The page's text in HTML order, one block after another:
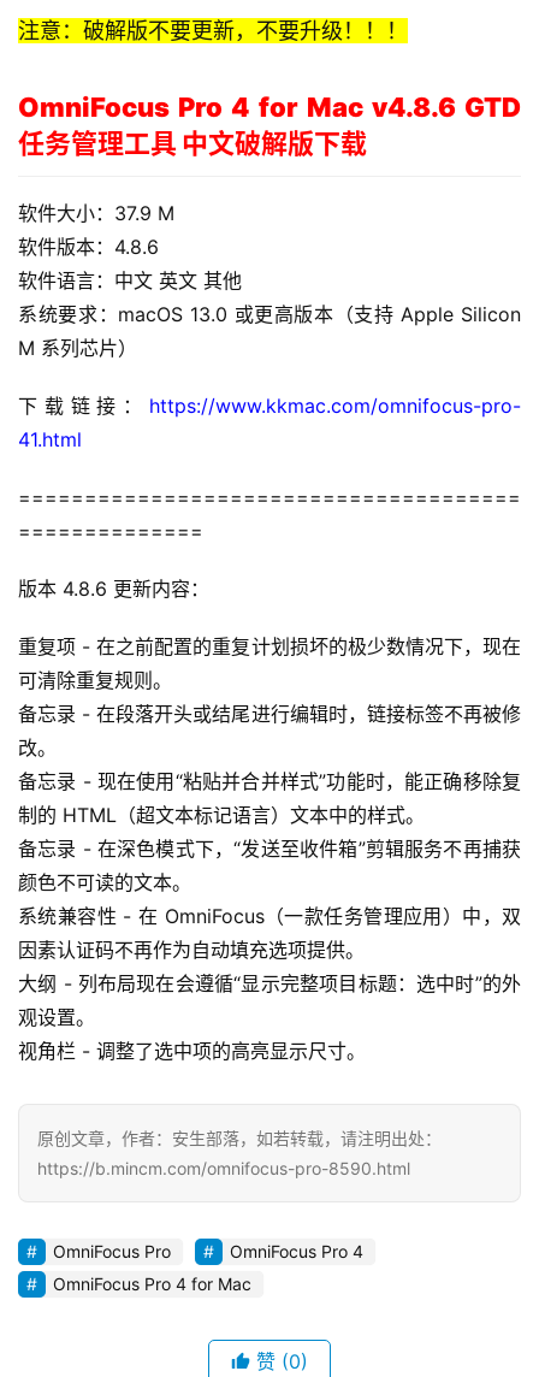
H
m
e
m
O
W
i
n
d
o
w
s
G
a
m
s
i
a
l
注意：破解版不要更新，不要升级！！！
OmniFocus Pro 4 for Mac v4.8.6 GTD
任务管理工具 中文破解版下载
软件大小：37.9 M
软件版本：4.8.6
软件语言：中文 英文 其他
系统要求：macOS 13.0 或更高版本（支持 Apple Silicon
M 系列芯片）
下载链接： https://www.kkmac.com/omnifocus-pro-
41.html
======================================
==============
版本 4.8.6 更新内容：
重复项 - 在之前配置的重复计划损坏的极少数情况下，现在
可清除重复规则。
备忘录 - 在段落开头或结尾进行编辑时，链接标签不再被修
改。
备忘录 - 现在使用“粘贴并合并样式”功能时，能正确移除复
制的 HTML（超文本标记语言）文本中的样式。
备忘录 - 在深色模式下，“发送至收件箱”剪辑服务不再捕获
颜色不可读的文本。
系统兼容性 - 在 OmniFocus（一款任务管理应用）中，双
因素认证码不再作为自动填充选项提供。
大纲 - 列布局现在会遵循“显示完整项目标题：选中时”的外
观设置。
视角栏 - 调整了选中项的高亮显示尺寸。
原创文章，作者：安生部落，如若转载，请注明出处：
https://b.mincm.com/omnifocus-pro-8590.html
OmniFocus Pro
OmniFocus Pro 4
OmniFocus Pro 4 for Mac
赞 (0)